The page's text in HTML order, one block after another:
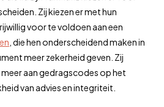
Zij kiezen er met hun
voor te voldoen aan een
, die hen onderscheidend maken in
meer zekerheid geven. Zij
aan gedragscodes op het
van advies en integriteit.